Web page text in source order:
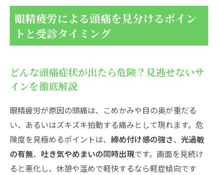
眼精疲労による頭痛を見分けるポイン
トと受診タイミング
どんな頭痛症状が出たら危険？見逃せないサ
インを徹底解説
眼精疲労が原因の頭痛は、こめかみや目の奥が重だる
い、あるいはズキズキ拍動する痛みとして現れます。危
険度を見極めるポイントは、 締め付け感の強さ、 光過敏
の有無、 吐き気やめまいの同時出現です。画面を見続け
ると悪化し、休憩や温めで軽快するなら軽症傾向です